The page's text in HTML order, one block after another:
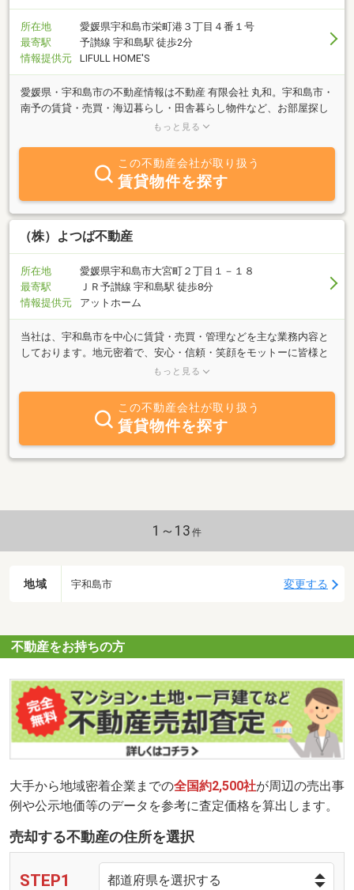
所在地
愛媛県宇和島市栄町港３丁目４番１号
最寄駅
予讃線 宇和島駅 徒歩2分
情報提供元
LIFULL HOME'S
愛媛県・宇和島市の不動産情報は不動産 有限会社 丸和。宇和島市・
南予の賃貸・売買・海辺暮らし・田舎暮らし物件など、お部屋探し
は当店へ。あなたのこだわりをお手伝い致します。お気軽にお電話
もっと見る
この不動産会社が取り扱う
賃貸物件を探す
（株）よつば不動産
所在地
愛媛県宇和島市大宮町２丁目１－１８
最寄駅
ＪＲ予讃線 宇和島駅 徒歩8分
情報提供元
アットホーム
当社は、宇和島市を中心に賃貸・売買・管理などを主な業務内容と
しております。地元密着で、安心・信頼・笑顔をモットーに皆様と
のふれあいを大切にしております。常にお客様の立場に立った対応
「借りたい」など、不動産に関することなら何でもお気軽にご相談
もっと見る
この不動産会社が取り扱う
賃貸物件を探す
1～13 件
地域 宇和島市 変更する
不動産をお持ちの方
大手から地域密着企業までの全国約2,500社が周辺の売出事
例や公示地価等のデータを参考に査定価格を算出します。
売却する不動産の住所を選択
STEP1